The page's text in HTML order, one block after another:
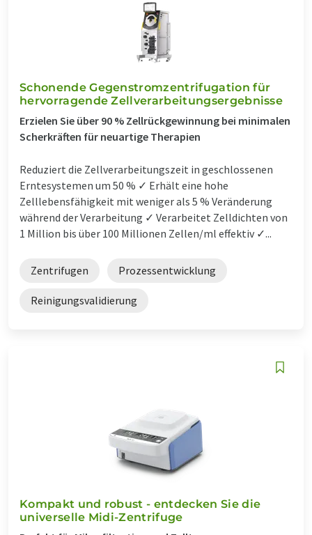
Schonende Gegenstromzentrifugation für
hervorragende Zellverarbeitungsergebnisse
Erzielen Sie über 90 % Zellrückgewinnung bei minimalen
Scherkräften für neuartige Therapien
Reduziert die Zellverarbeitungszeit in geschlossenen
Erntesystemen um 50 % ✓ Erhält eine hohe
Zelllebensfähigkeit mit weniger als 5 % Veränderung
während der Verarbeitung ✓ Verarbeitet Zelldichten von
1 Million bis über 100 Millionen Zellen/ml effektiv ✓...
Zentrifugen Prozessentwicklung
Reinigungsvalidierung
Kompakt und robust - entdecken Sie die
universelle Midi-Zentrifuge